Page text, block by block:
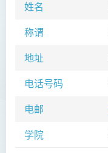
姓名
称谓
地址
电话号码
电邮
学院